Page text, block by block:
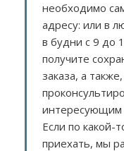
необходимо
адресу: или в
в будни с 9 до
получите
заказа, а
интересующим
Если по какой-
приехать, мы